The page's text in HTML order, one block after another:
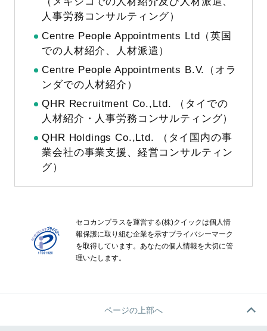
人事労務コンサルティング）
Centre People Appointments Ltd（英国
での人材紹介、人材派遣）
Centre People Appointments B.V.（オラ
ンダでの人材紹介）
QHR Recruitment Co.,Ltd. （タイでの
人材紹介・人事労務コンサルティング）
QHR Holdings Co.,Ltd. （タイ国内の事
業会社の事業支援、経営コンサルティン
グ）
セコカンプラスを運営する(株)クイックは個人情
報保護に取り組む企業を示すプライバシーマーク
を取得しています。あなたの個人情報を大切に管
理いたします。
ページの上部へ